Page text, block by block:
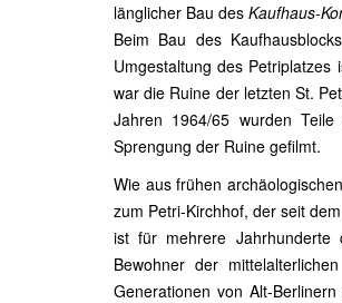
länglicher Bau desKaufhaus-
Beim Bau des
Umgestaltung des
war die Ruine der letzten St.
Jahren 1964/65 wurden
Sprengung der Ruine gefilmt.
Wie aus frühen
zum Petri-Kirchhof, der seit
ist für mehrere Jahrhunderte
Bewohner der
Generationen von Alt-